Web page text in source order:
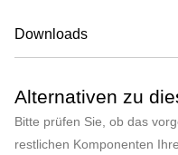
Downloads
Alternativen zu
Bitte prüfen Sie, ob das
restlichen Komponenten